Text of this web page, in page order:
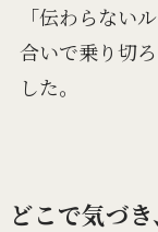
「伝わらない
合いで乗り切
した。
どこで気づ